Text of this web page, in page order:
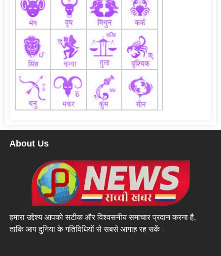
About Us
हमारा उद्देश्य आपको सटीक और विश्वसनीय समाचार प्रदान करना है,
ताकि आप दुनिया के गतिविधियों से सबसे आगाह रह सकें।